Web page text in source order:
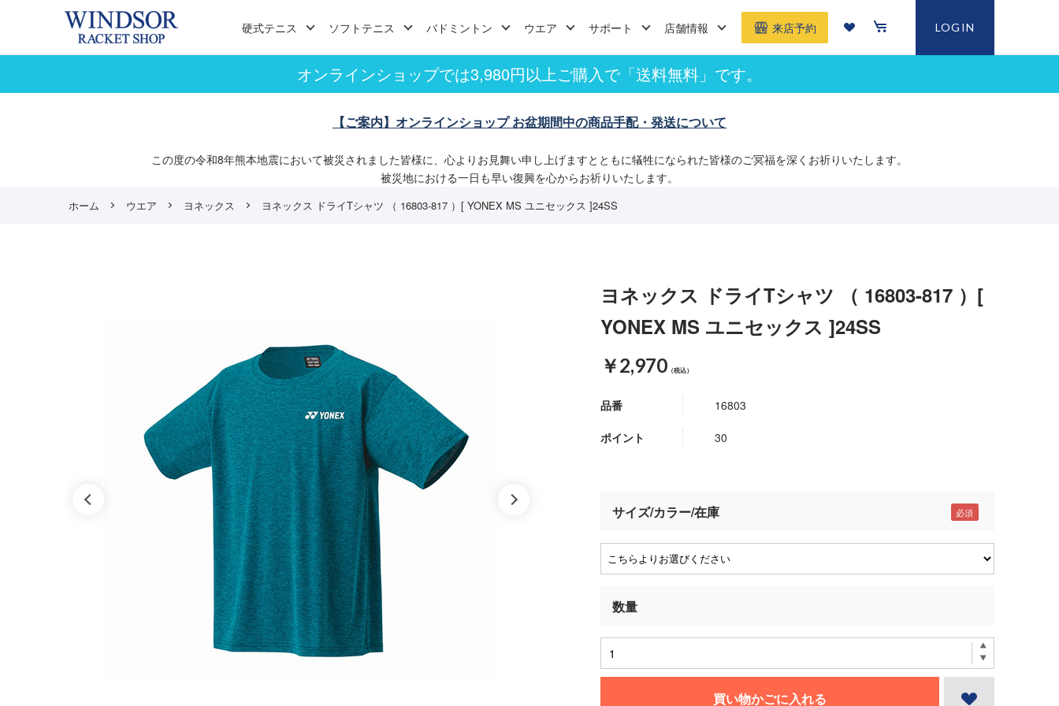
硬式テニス ソフトテニス バドミントン ウエア サポート 店舗情報 来店予約 LOGIN
オンラインショップでは3,980円以上ご購入で「送料無料」です。
【ご案内】オンラインショップ お盆期間中の商品手配・発送について
この度の令和8年熊本地震において被災されました皆様に、心よりお見舞い申し上げますとともに犠牲になられた皆様のご冥福を深くお祈りいたします。
被災地における一日も早い復興を心からお祈りいたします。
ホーム ウエア ヨネックス ヨネックス ドライTシャツ （ 16803-817 ）[ YONEX MS ユニセックス ]24SS
ヨネックス ドライTシャツ （ 16803-817 ）[
YONEX MS ユニセックス ]24SS
￥2,970 （税込）
品番 16803
ポイント 30
サイズ/カラー/在庫
買い物かごに入れる